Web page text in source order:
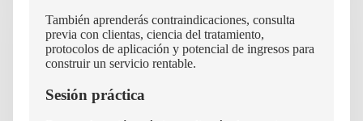
También aprenderás contraindicaciones, consulta
previa con clientas, ciencia del tratamiento,
protocolos de aplicación y potencial de ingresos para
construir un servicio rentable.
Sesión práctica